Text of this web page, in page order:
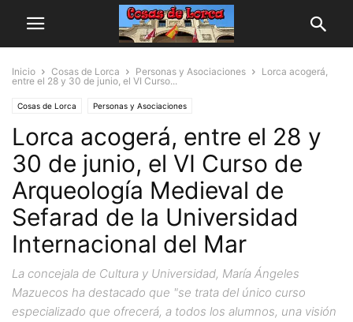
Inicio Cosas de Lorca Personas y Asociaciones
Lorca acogerá,
entre el 28 y 30 de junio, el VI Curso...
Cosas de Lorca Personas y Asociaciones
Lorca acogerá, entre el 28 y
30 de junio, el VI Curso de
Arqueología Medieval de
Sefarad de la Universidad
Internacional del Mar
La concejala de Cultura y Universidad, María Ángeles
Mazuecos ha destacado que "se trata del único curso
especializado que ofrecerá, a todos los alumnos, una visión